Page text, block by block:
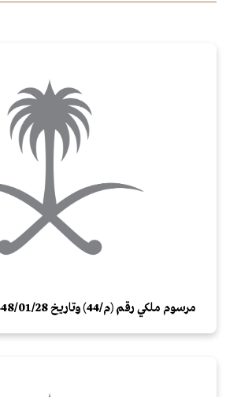
مرسوم ملكي رقم (م/44) وتاريخ 1448/01/28هـ